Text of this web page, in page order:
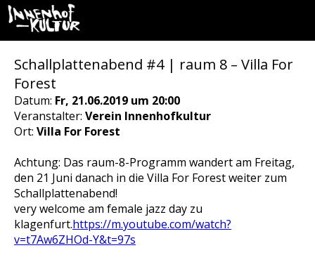
Schallplattenabend #4 | raum 8 – Villa For
Forest
Datum: Fr, 21.06.2019 um 20:00
Veranstalter: Verein Innenhofkultur
Ort: Villa For Forest
Achtung: Das raum-8-Programm wandert am Freitag,
den 21 Juni danach in die Villa For Forest weiter zum
Schallplattenabend!
very welcome am female jazz day zu
klagenfurt.https://m.youtube.com/watch?
v=t7Aw6ZHOd-Y&t=97s